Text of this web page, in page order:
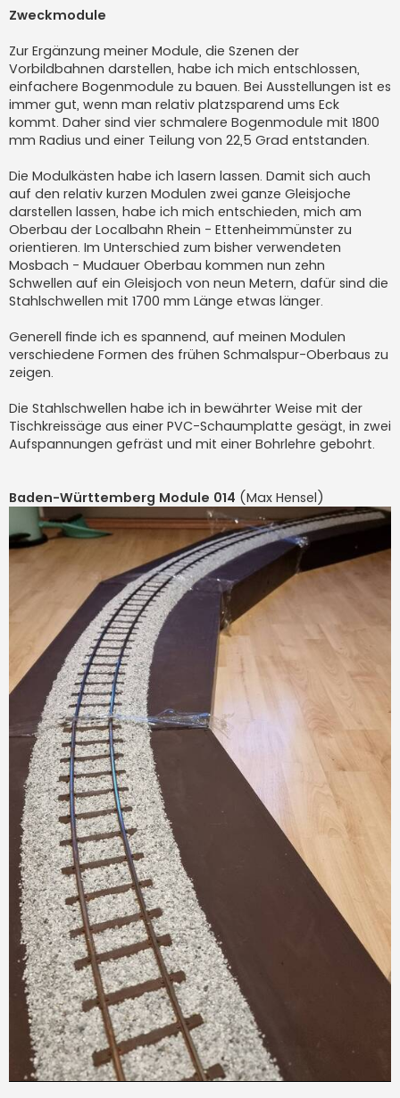
Zweckmodule
Zur Ergänzung meiner Module, die Szenen der
Vorbildbahnen darstellen, habe ich mich entschlossen,
einfachere Bogenmodule zu bauen. Bei Ausstellungen ist es
immer gut, wenn man relativ platzsparend ums Eck
kommt. Daher sind vier schmalere Bogenmodule mit 1800
mm Radius und einer Teilung von 22,5 Grad entstanden.
Die Modulkästen habe ich lasern lassen. Damit sich auch
auf den relativ kurzen Modulen zwei ganze Gleisjoche
darstellen lassen, habe ich mich entschieden, mich am
Oberbau der Localbahn Rhein - Ettenheimmünster zu
orientieren. Im Unterschied zum bisher verwendeten
Mosbach - Mudauer Oberbau kommen nun zehn
Schwellen auf ein Gleisjoch von neun Metern, dafür sind die
Stahlschwellen mit 1700 mm Länge etwas länger.
Generell finde ich es spannend, auf meinen Modulen
verschiedene Formen des frühen Schmalspur-Oberbaus zu
zeigen.
Die Stahlschwellen habe ich in bewährter Weise mit der
Tischkreissäge aus einer PVC-Schaumplatte gesägt, in zwei
Aufspannungen gefräst und mit einer Bohrlehre gebohrt.
Baden-Württemberg Module 014 (Max Hensel)